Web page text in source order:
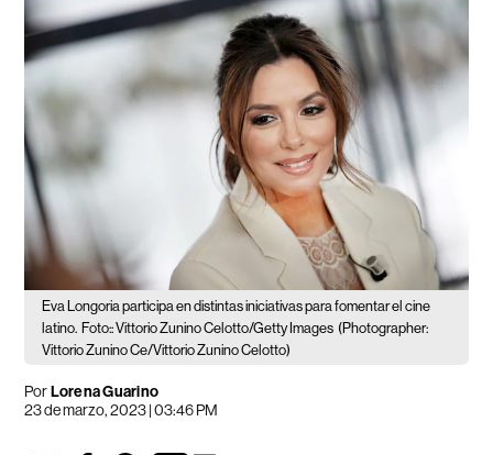
Eva Longoria participa en distintas iniciativas para fomentar el cine
latino. Foto:: Vittorio Zunino Celotto/Getty Images (Photographer:
Vittorio Zunino Ce/Vittorio Zunino Celotto)
PorLorena Guarino
23 de marzo, 2023 | 03:46 PM